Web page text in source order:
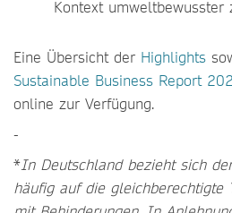
Kontext umweltbewusster
Eine Übersicht der Highlights
Sustainable Business Report
online zur Verfügung.
-
*In Deutschland bezieht sich
häufig auf die gleichberechtigte